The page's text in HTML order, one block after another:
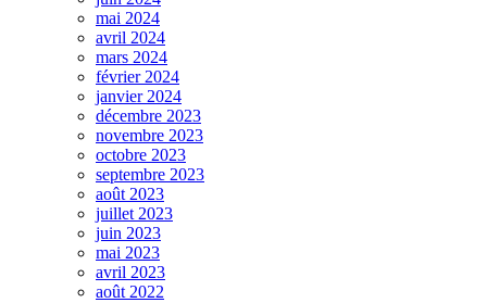
mai 2024
avril 2024
mars 2024
février 2024
janvier 2024
décembre 2023
novembre 2023
octobre 2023
septembre 2023
août 2023
juillet 2023
juin 2023
mai 2023
avril 2023
août 2022